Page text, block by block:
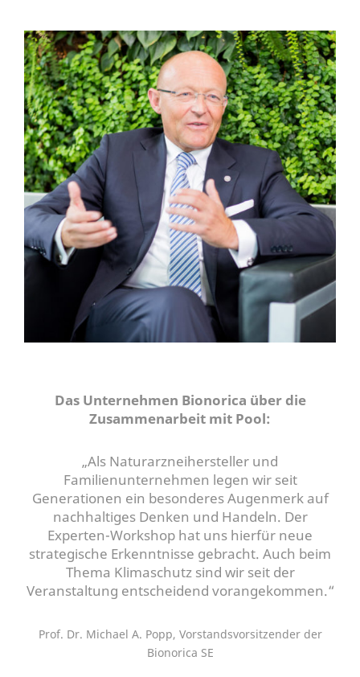
Das Unternehmen Bionorica über die
Zusammenarbeit mit Pool:
„Als Naturarzneihersteller und
Familienunternehmen legen wir seit
Generationen ein besonderes Augenmerk auf
nachhaltiges Denken und Handeln. Der
Experten-Workshop hat uns hierfür neue
strategische Erkenntnisse gebracht. Auch beim
Thema Klimaschutz sind wir seit der
Veranstaltung entscheidend vorangekommen.“
Prof. Dr. Michael A. Popp, Vorstandsvorsitzender der
Bionorica SE